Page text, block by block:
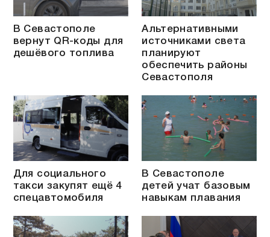
В Севастополе
вернут QR-коды для
дешёвого топлива
Альтернативными
источниками света
планируют
обеспечить районы
Севастополя
Для социального
такси закупят ещё 4
спецавтомобиля
В Севастополе
детей учат базовым
навыкам плавания